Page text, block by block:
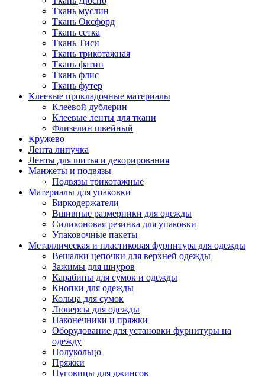
Ткань муслин
Ткань Оксфорд
Ткань сетка
Ткань Тиси
Ткань трикотажная
Ткань фатин
Ткань флис
Ткань футер
Клеевые прокладочные материалы
Клеевой дублерин
Клеевые ленты для ткани
Флизелин швейный
Кружево
Лента липучка
Ленты для шитья и декорирования
Манжеты и подвязы
Подвязы трикотажные
Материалы для упаковки
Биркодержатели
Вшивные размерники для одежды
Силиконовая резинка для упаковки
Упаковочные пакеты
Металлическая и пластиковая фурнитура для одежды
Вешалки цепочки для верхней одежды
Зажимы для шнуров
Карабины для сумок и одежды
Кнопки для одежды
Кольца для сумок
Люверсы для одежды
Наконечники и пряжки
Оборудование для установки фурнитуры на
одежду
Полукольцо
Пряжки
Пуговицы для джинсов